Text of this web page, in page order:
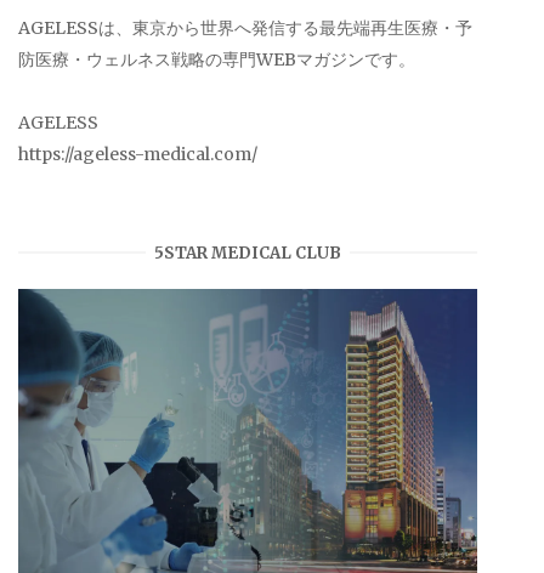
AGELESSは、東京から世界へ発信する最先端再生医療・予
防医療・ウェルネス戦略の専門WEBマガジンです。
AGELESS
https://ageless-medical.com/
5STAR MEDICAL CLUB